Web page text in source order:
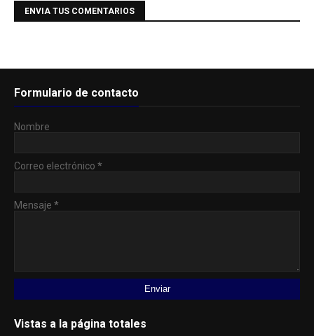
ENVIA TUS COMENTARIOS
Formulario de contacto
Nombre
Correo electrónico *
Mensaje *
Vistas a la página totales